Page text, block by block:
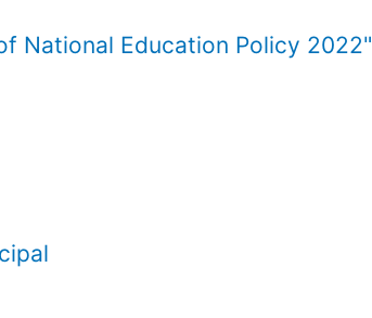
National Education Policy 2022"